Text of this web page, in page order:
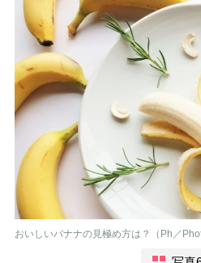
おいしいバナナの見極め方は？（Ph／